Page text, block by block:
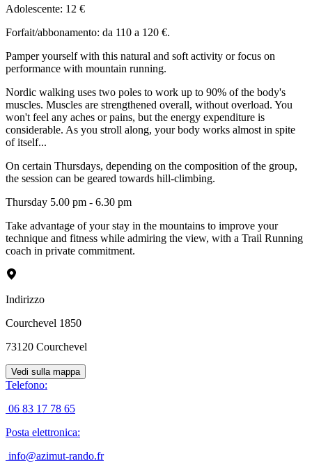
Adolescente: 12 €
Forfait/abbonamento: da 110 a 120 €.
Pamper yourself with this natural and soft activity or focus on
performance with mountain running.
Nordic walking uses two poles to work up to 90% of the body's
muscles. Muscles are strengthened overall, without overload. You
won't feel any aches or pains, but the energy expenditure is
considerable. As you stroll along, your body works almost in spite
of itself...
On certain Thursdays, depending on the composition of the group,
the session can be geared towards hill-climbing.
Thursday 5.00 pm - 6.30 pm
Take advantage of your stay in the mountains to improve your
technique and fitness while admiring the view, with a Trail Running
coach in private commitment.
Indirizzo
Courchevel 1850
73120 Courchevel
Vedi sulla mappa
Telefono:
06 83 17 78 65
Posta elettronica:
info@azimut-rando.fr